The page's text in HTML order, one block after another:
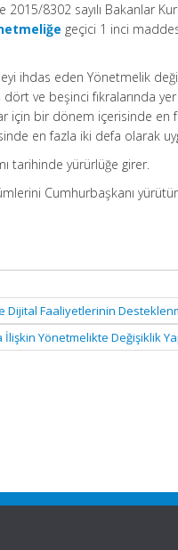
8302 sayılı Bakanlar
geçici 1 inci
ihdas eden Yönetmelik
ve beşinci fıkralarında
için bir dönem içerisinde en
en fazla iki defa olarak
tarihinde yürürlüğe girer.
Cumhurbaşkanı
Faaliyetlerinin
Yönetmelikte Değişiklik